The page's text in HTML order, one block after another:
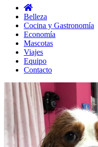
Belleza
Cocina y Gastronomía
Economía
Mascotas
Viajes
Equipo
Contacto